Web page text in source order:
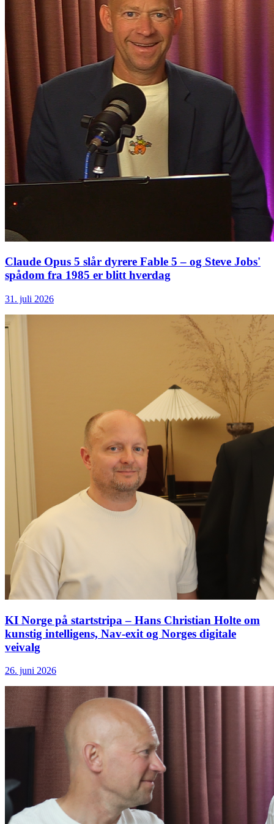
Claude Opus 5 slår dyrere Fable 5 – og Steve Jobs'
spådom fra 1985 er blitt hverdag
31. juli 2026
KI Norge på startstripa – Hans Christian Holte om
kunstig intelligens, Nav-exit og Norges digitale
veivalg
26. juni 2026